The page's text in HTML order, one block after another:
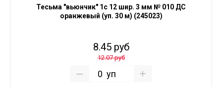
Тесьма "вьюнчик" 1с 12 шир. 3 мм № 010 ДС
оранжевый (уп. 30 м) (245023)
8.45 руб
12.07 руб
уп